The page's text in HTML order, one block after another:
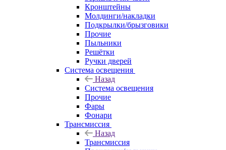
Кронштейны
Молдинги/накладки
Подкрылки/брызговики
Прочие
Пыльники
Решётки
Ручки дверей
Система освещения
Назад
Система освещения
Прочие
Фары
Фонари
Трансмиссия
Назад
Трансмиссия